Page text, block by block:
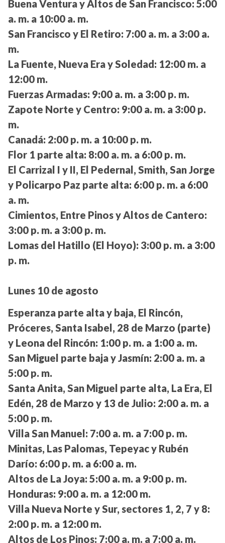
Buena Ventura y Altos de San Francisco: 5:00
a. m. a 10:00 a. m.
San Francisco y El Retiro: 7:00 a. m. a 3:00 a.
m.
La Fuente, Nueva Era y Soledad: 12:00 m. a
12:00 m.
Fuerzas Armadas: 9:00 a. m. a 3:00 p. m.
Zapote Norte y Centro: 9:00 a. m. a 3:00 p.
m.
Canadá: 2:00 p. m. a 10:00 p. m.
Flor 1 parte alta: 8:00 a. m. a 6:00 p. m.
El Carrizal I y II, El Pedernal, Smith, San Jorge
y Policarpo Paz parte alta: 6:00 p. m. a 6:00
a. m.
Cimientos, Entre Pinos y Altos de Cantero:
3:00 p. m. a 3:00 p. m.
Lomas del Hatillo (El Hoyo): 3:00 p. m. a 3:00
p. m.
Lunes 10 de agosto
Esperanza parte alta y baja, El Rincón,
Próceres, Santa Isabel, 28 de Marzo (parte)
y Leona del Rincón: 1:00 p. m. a 1:00 a. m.
San Miguel parte baja y Jasmín: 2:00 a. m. a
5:00 p. m.
Santa Anita, San Miguel parte alta, La Era, El
Edén, 28 de Marzo y 13 de Julio: 2:00 a. m. a
5:00 p. m.
Villa San Manuel: 7:00 a. m. a 7:00 p. m.
Minitas, Las Palomas, Tepeyac y Rubén
Darío: 6:00 p. m. a 6:00 a. m.
Altos de La Joya: 5:00 a. m. a 9:00 p. m.
Honduras: 9:00 a. m. a 12:00 m.
Villa Nueva Norte y Sur, sectores 1, 2, 7 y 8:
2:00 p. m. a 12:00 m.
Altos de Los Pinos: 7:00 a. m. a 7:00 a. m.